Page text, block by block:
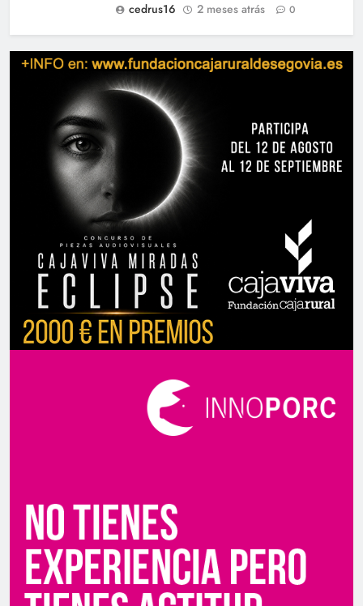
cedrus16
2 meses atrás 0